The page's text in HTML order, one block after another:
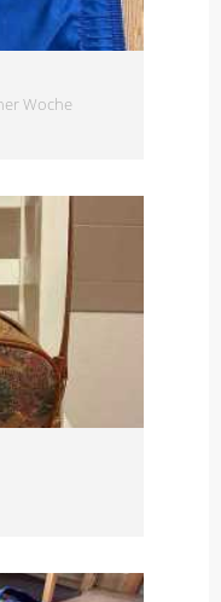
Woche